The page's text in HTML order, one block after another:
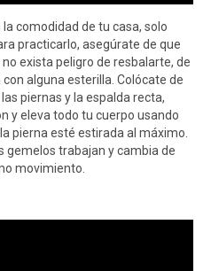
comodidad de tu casa, solo
practicarlo, asegúrate de que
exista peligro de resbalarte, de
alguna esterilla. Colócate de
piernas y la espalda recta,
y eleva todo tu cuerpo usando
pierna esté estirada al máximo.
gemelos trabajan y cambia de
movimiento.